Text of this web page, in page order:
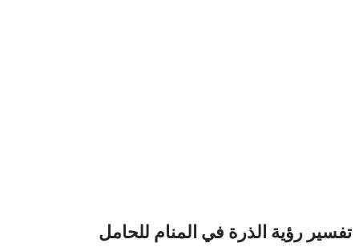
تفسير رؤية الذرة في المنام للحامل